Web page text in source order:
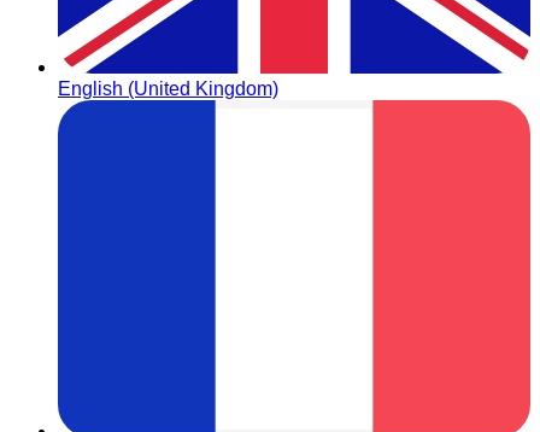
English (United Kingdom)